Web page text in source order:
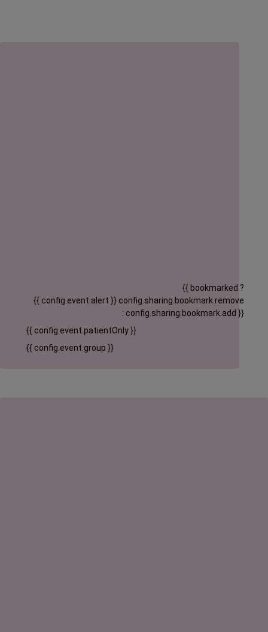
{{ config.event.alert }}
{{ bookmarked ?
config.sharing.bookmark.remove
: config.sharing.bookmark.add }}
{{ config.event.patientOnly }}
{{ config.event.group }}